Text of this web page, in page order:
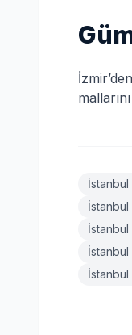
İstanbul
İstanbul
İstanbul
İstanbul
İstanbul